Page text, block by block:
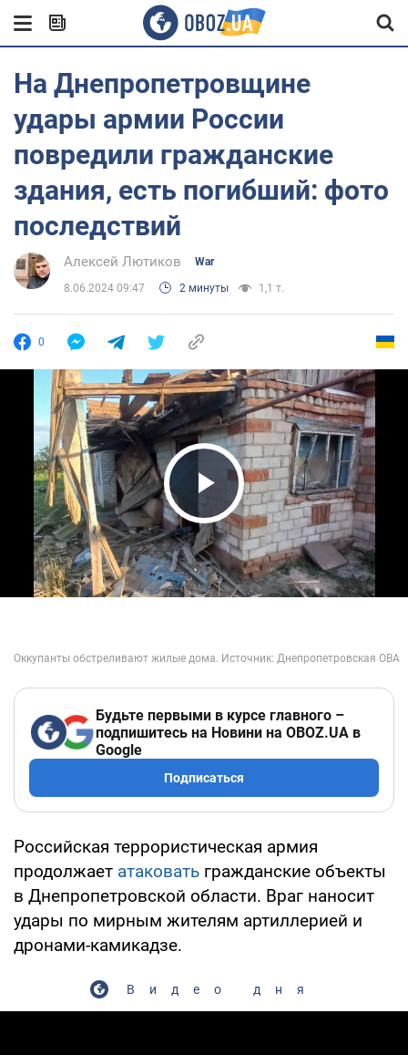
На Днепропетровщине
удары армии России
повредили гражданские
здания, есть погибший: фото
последствий
Алексей Лютиков War
8.06.2024 09:47 2 минуты 1,1 т.
0
Play Video
Будьте первыми в курсе главного –
подпишитесь на Новини на OBOZ.UA в
Google
Подписаться
Российская террористическая армия
продолжает атаковать гражданские объекты
в Днепропетровской области. Враг наносит
удары по мирным жителям артиллерией и
дронами-камикадзе.
Видео дня